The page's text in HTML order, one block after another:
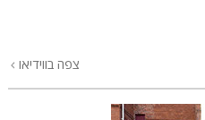
צפה בווידיאו